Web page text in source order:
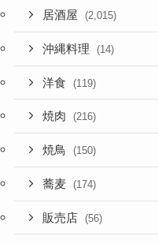
居酒屋 (2,015)
沖縄料理 (14)
洋食 (119)
焼肉 (216)
焼鳥 (150)
蕎麦 (174)
販売店 (56)